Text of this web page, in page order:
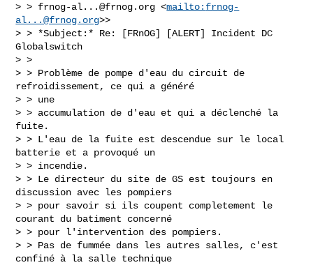
> > frnog-al...@frnog.org <mailto: frnog-
al...@frnog.org>>
> > *Subject:* Re: [FRnOG] [ALERT] Incident DC
Globalswitch
> >
> > Problème de pompe d'eau du circuit de
refroidissement, ce qui a généré
> > une
> > accumulation de d'eau et qui a déclenché la
fuite.
> > L'eau de la fuite est descendue sur le local
batterie et a provoqué un
> > incendie.
> > Le directeur du site de GS est toujours en
discussion avec les pompiers
> > pour savoir si ils coupent completement le
courant du batiment concerné
> > pour l'intervention des pompiers.
> > Pas de fummée dans les autres salles, c'est
confiné à la salle technique